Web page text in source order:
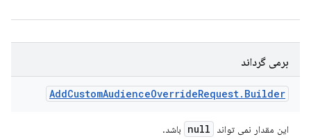
برمی گرداند
AddCustomAudienceOverrideRequest. Builder
این مقدار نمی تواند null باشد.